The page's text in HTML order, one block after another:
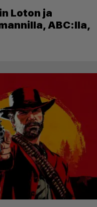
Loton ja
ABC:lla,